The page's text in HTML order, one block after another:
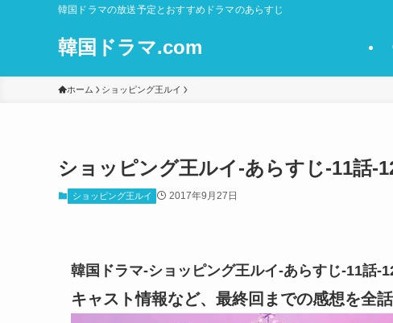
韓国ドラマの放送予定とおすすめドラマのあらすじ
韓国ドラマ.com
ホーム ショッピング王ルイ
ショッピング王ルイ-あらすじ-11話-
ショッピング王ルイ 2017年9月27日
韓国ドラマ-ショッピング王ルイ-あらすじ-11話-
キャスト情報など、最終回までの感想を全話